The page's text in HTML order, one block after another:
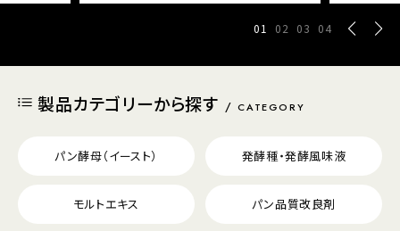
01 02 03 04
製品カテゴリーから探す CATEGORY
パン酵母（イースト） 発酵種・発酵風味液
モルトエキス パン品質改良剤